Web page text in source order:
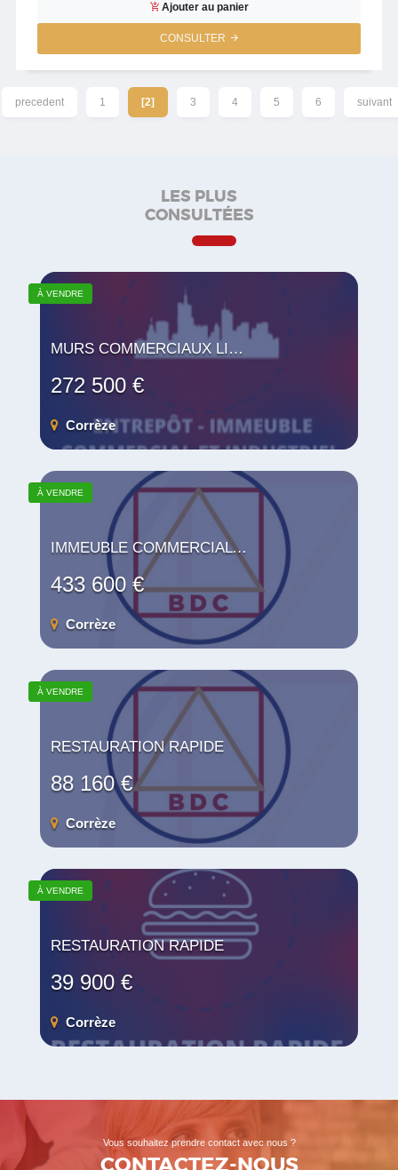
Ajouter au panier
CONSULTER
precedent 1 [2] 3 4 5 6 suivant
LES PLUS
CONSULTÉES
À VENDRE
MURS COMMERCIAUX LIBRES
272 500 €
Corrèze
À VENDRE
IMMEUBLE COMMERCIAL / MIXTE
433 600 €
Corrèze
À VENDRE
RESTAURATION RAPIDE
88 160 €
Corrèze
À VENDRE
RESTAURATION RAPIDE
39 900 €
Corrèze
Vous souhaitez prendre contact avec nous ?
CONTACTEZ-NOUS